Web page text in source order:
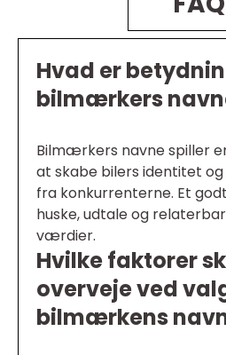
Hvad er
bilmærkers
Bilmærkers navne spiller
at skabe bilers identitet
fra konkurrenterne. Et
huske, udtale og
værdier.
Hvilke faktorer
overveje ved
bilmærkens